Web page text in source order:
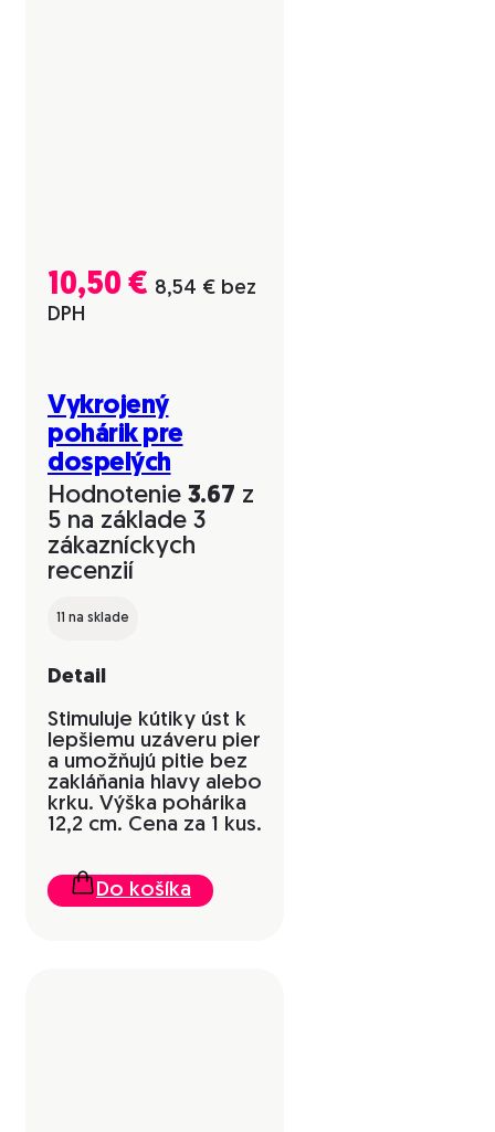
10,50 € 8,54 € bez
DPH
Vykrojený
pohárik pre
dospelých
Hodnotenie 3.67 z
5 na základe 3
zákazníckych
recenzií
11 na sklade
Detail
Stimuluje kútiky úst k
lepšiemu uzáveru pier
a umožňujú pitie bez
zakláňania hlavy alebo
krku. Výška pohárika
12,2 cm. Cena za 1 kus.
Do košíka